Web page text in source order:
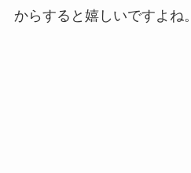
からすると嬉しいですよね。